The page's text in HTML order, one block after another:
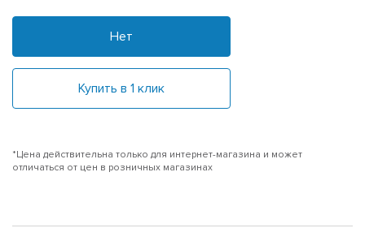
Нет
Купить в 1 клик
*Цена действительна только для интернет-магазина и может
отличаться от цен в розничных магазинах